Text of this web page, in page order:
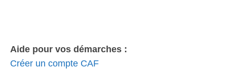
Aide pour vos démarches :
Créer un compte CAF